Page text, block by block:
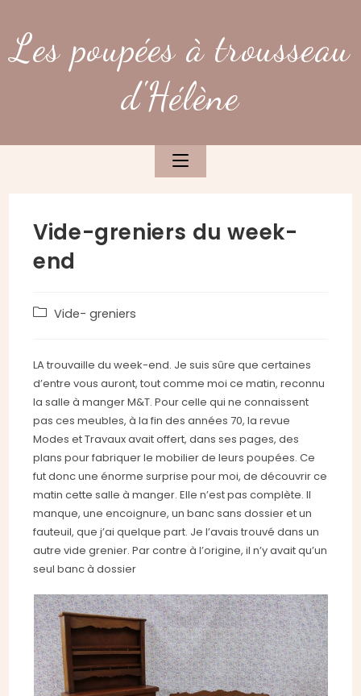
content
Les poupées à trousseau
d'Hélène
Vide-greniers du week-
end
PostVide- greniers
LA trouvaille du week-end. Je suis sûre que certaines
d’entre vous auront, tout comme moi ce matin, reconnu
la salle à manger M&T. Pour celle qui ne connaissent
pas ces meubles, à la fin des années 70, la revue
Modes et Travaux avait offert, dans ses pages, des
plans pour fabriquer le mobilier de leurs poupées. Ce
fut donc une énorme surprise pour moi, de découvrir ce
matin cette salle à manger. Elle n’est pas complète. Il
manque, une encoignure, un banc sans dossier et un
fauteuil, que j’ai quelque part. Je l’avais trouvé dans un
autre vide grenier. Par contre à l’origine, il n’y avait qu’un
seul banc à dossier